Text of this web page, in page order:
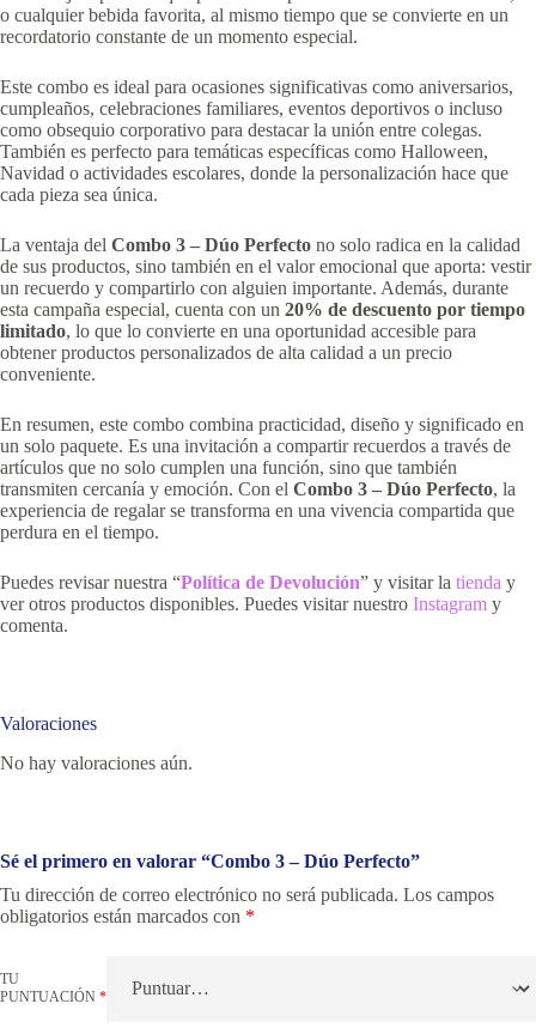
o cualquier bebida favorita, al mismo tiempo que se convierte en un
recordatorio constante de un momento especial.
Este combo es ideal para ocasiones significativas como aniversarios,
cumpleaños, celebraciones familiares, eventos deportivos o incluso
como obsequio corporativo para destacar la unión entre colegas.
También es perfecto para temáticas específicas como Halloween,
Navidad o actividades escolares, donde la personalización hace que
cada pieza sea única.
La ventaja del Combo 3 – Dúo Perfecto no solo radica en la calidad
de sus productos, sino también en el valor emocional que aporta: vestir
un recuerdo y compartirlo con alguien importante. Además, durante
esta campaña especial, cuenta con un 20% de descuento por tiempo
limitado, lo que lo convierte en una oportunidad accesible para
obtener productos personalizados de alta calidad a un precio
conveniente.
En resumen, este combo combina practicidad, diseño y significado en
un solo paquete. Es una invitación a compartir recuerdos a través de
artículos que no solo cumplen una función, sino que también
transmiten cercanía y emoción. Con el Combo 3 – Dúo Perfecto, la
experiencia de regalar se transforma en una vivencia compartida que
perdura en el tiempo.
Puedes revisar nuestra “Política de Devolución” y visitar la tienda y
ver otros productos disponibles. Puedes visitar nuestro Instagram y
comenta.
Valoraciones
No hay valoraciones aún.
Sé el primero en valorar “Combo 3 – Dúo Perfecto”
Tu dirección de correo electrónico no será publicada. Los campos
obligatorios están marcados con *
TU
PUNTUACIÓN *